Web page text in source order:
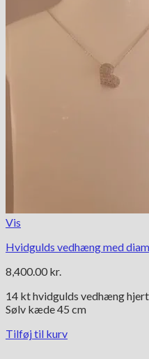
Vis
Hvidgulds vedhæng med
8,400.00 kr.
14 kt hvidgulds vedhæng
Sølv kæde 45 cm
Tilføj til kurv